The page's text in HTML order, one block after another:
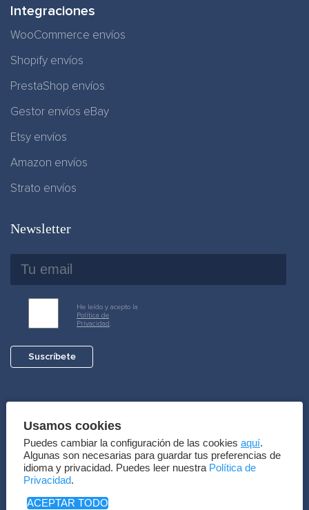
Integraciones
WooCommerce envíos
Shopify envíos
PrestaShop envíos
Gestor envíos eBay
Etsy envíos
Amazon envíos
Strato envíos
Newsletter
He leído y acepto la
Política de
Privacidad.
Suscríbete
Pago seguro
Usamos cookies
Puedes cambiar la configuración de las cookies aquí.
Algunas son necesarias para guardar tus preferencias de
idioma y privacidad. Puedes leer nuestra Política de
Privacidad.
ACEPTAR TODO